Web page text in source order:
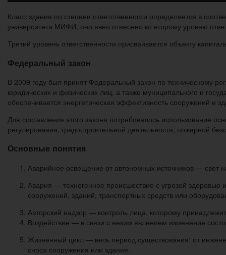
Класс здания по степени ответственности определяется в
университета МИФИ, оно явно отнесено ко второму уровню
Третий уровень ответственности присваивается объекту
Федеральный закон
В 2009 году был принят Федеральный закон по техническому
юридических и физических лиц, а также муниципального и
обеспечивается энергетическая эффективность сооружений и
Для составления этого закона потребовалось использование
регулирования, градостроительной деятельности, пожарной
Основные понятия
Аварийное освещение от автономных источников — свет
Авария — техногенное происшествие с угрозой
сооружений, зданий, транспортных средств или
Авторский надзор — контроль лица, которому
Воздействие — в связи с неким явлением изменение
Жизненный цикл — весь период существования: от
сноса сооружения или здания.